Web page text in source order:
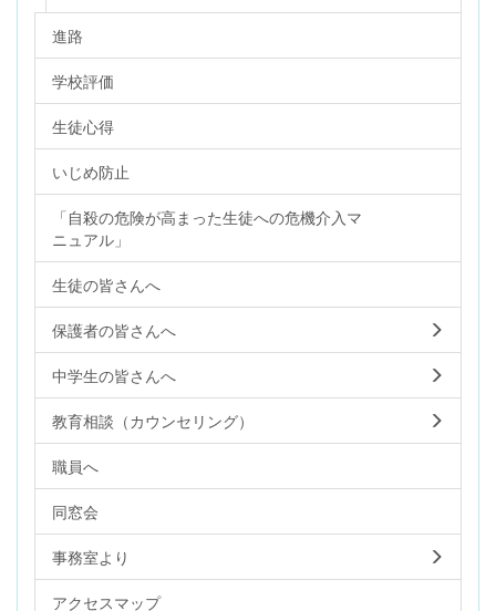
進路
学校評価
生徒心得
いじめ防止
「自殺の危険が高まった生徒への危機介入マ
ニュアル」
生徒の皆さんへ
保護者の皆さんへ
中学生の皆さんへ
教育相談（カウンセリング）
職員へ
同窓会
事務室より
アクセスマップ